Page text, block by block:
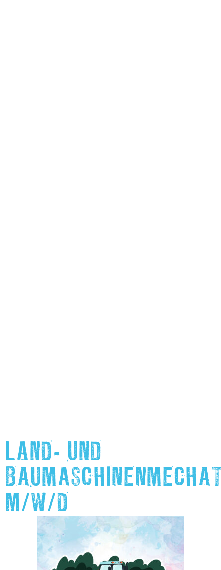
LAND- UND
M/W/D